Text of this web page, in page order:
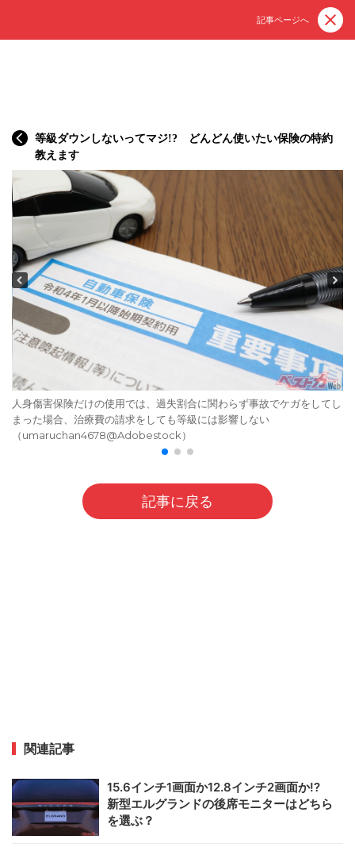
記事ページへ
等級ダウンしないってマジ!? どんどん使いたい保険の特約
教えます
人身傷害保険だけの使用では、過失割合に関わらず事故でケガをしてし
まった場合、治療費の請求をしても等級には影響しない
（umaruchan4678@Adobestock）
記事に戻る
関連記事
15.6インチ1画面か12.8インチ2画面か!?
新型エルグランドの後席モニターはどちら
を選ぶ？